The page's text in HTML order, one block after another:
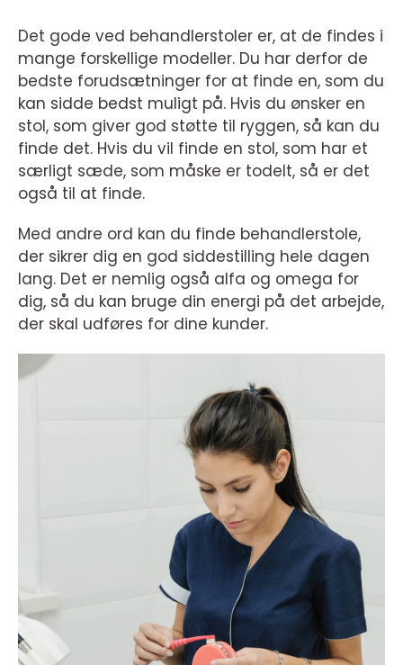
Det gode ved behandlerstoler er, at de findes i
mange forskellige modeller. Du har derfor de
bedste forudsætninger for at finde en, som du
kan sidde bedst muligt på. Hvis du ønsker en
stol, som giver god støtte til ryggen, så kan du
finde det. Hvis du vil finde en stol, som har et
særligt sæde, som måske er todelt, så er det
også til at finde.
Med andre ord kan du finde behandlerstole,
der sikrer dig en god siddestilling hele dagen
lang. Det er nemlig også alfa og omega for
dig, så du kan bruge din energi på det arbejde,
der skal udføres for dine kunder.